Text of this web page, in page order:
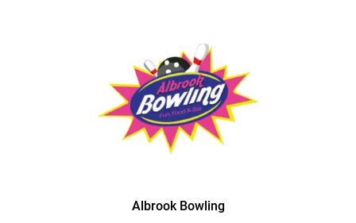
Albrook Bowling